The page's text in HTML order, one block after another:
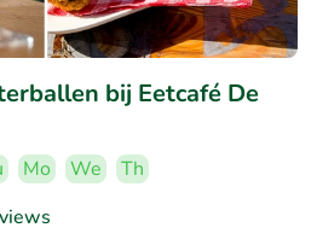
bij Eetcafé De
Mo We
Th